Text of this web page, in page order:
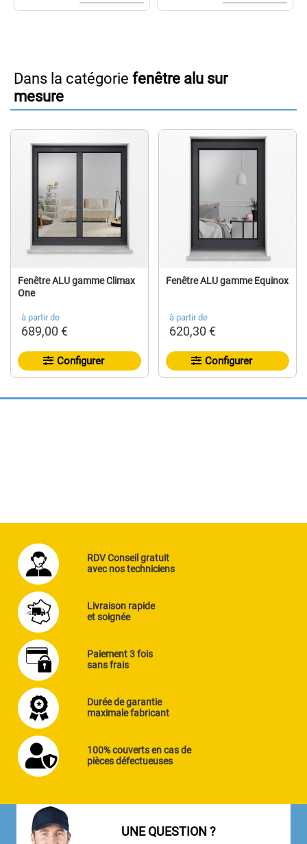
Dans la catégorie fenêtre alu sur
mesure
Fenêtre ALU gamme Climax
One
à partir de
689,00 €
Configurer
Fenêtre ALU gamme Equinox
à partir de
620,30 €
Configurer
RDV Conseil gratuit
avec nos techniciens
Livraison rapide
et soignée
Paiement 3 fois
sans frais
Durée de garantie
maximale fabricant
100% couverts en cas de
pièces défectueuses
UNE QUESTION ?